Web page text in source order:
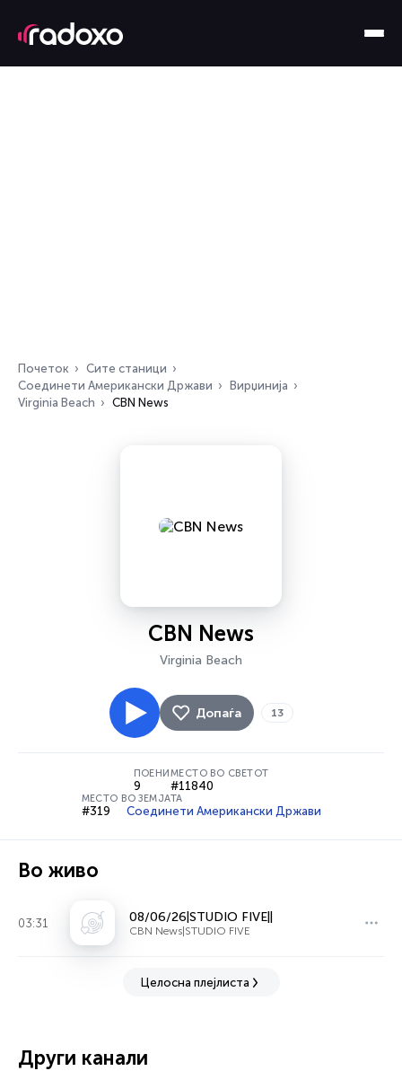
Почеток
Сите станици
Соединети Американски Држави
Вирџинија
Virginia Beach
CBN News
CBN News
Virginia Beach
Допаѓа 13
ПОЕНИ
9
МЕСТО ВО СВЕТОТ
#11840
МЕСТО ВО ЗЕМЈАТА
#319 Соединети Американски Држави
Во живо
03:31 08/06/26|STUDIO FIVE||
CBN News|STUDIO FIVE
Целосна плејлиста
Други канали